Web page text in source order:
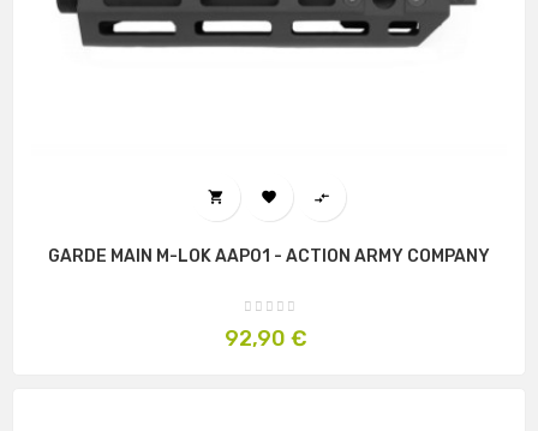
  
GARDE MAIN M-LOK AAP01 - ACTION ARMY COMPANY
Prix
92,90 €